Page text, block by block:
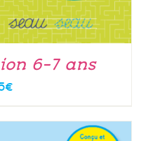
6-7 ans
€